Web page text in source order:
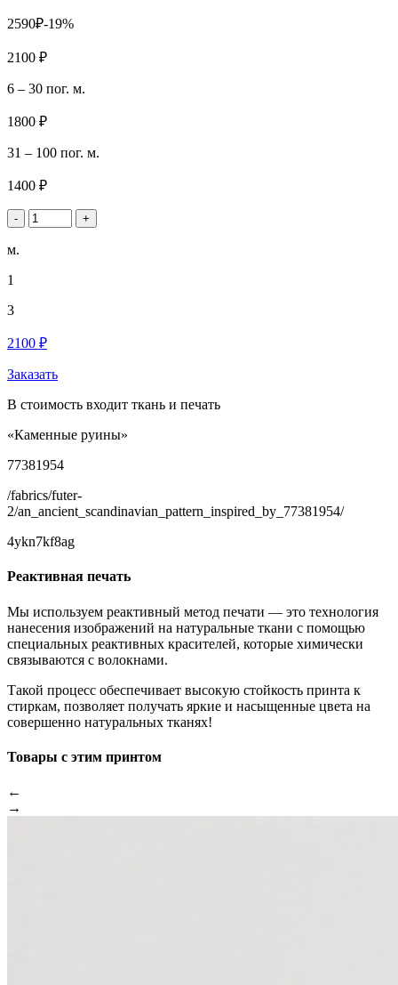
2590₽-19%
2100 ₽
6 – 30 пог. м.
1800 ₽
31 – 100 пог. м.
1400 ₽
- +
м.
1
3
2100 ₽
Заказать
В стоимость входит ткань и печать
«Каменные руины»
77381954
/fabrics/futer-
2/an_ancient_scandinavian_pattern_inspired_by_77381954/
4ykn7kf8ag
Реактивная печать
Мы используем реактивный метод печати — это технология
нанесения изображений на натуральные ткани с помощью
специальных реактивных красителей, которые химически
связываются с волокнами.
Такой процесс обеспечивает высокую стойкость принта к
стиркам, позволяет получать яркие и насыщенные цвета на
совершенно натуральных тканях!
Товары с этим принтом
←
→